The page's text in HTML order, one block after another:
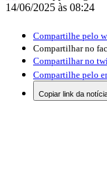
14/06/2025 às 08:24
Compartilhe pelo
Compartilhar no
Compartilhar no
Compartilhe pelo
Copiar link da